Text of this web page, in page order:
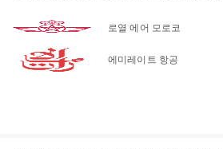
로열 에어 모로코
에미레이트 항공